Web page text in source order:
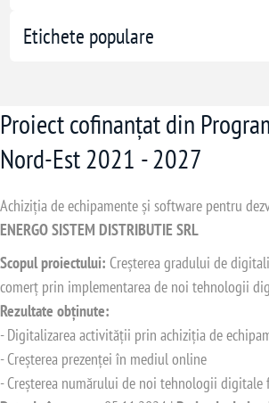
Etichete populare
Proiect cofinanțat din
Nord-Est 2021 - 2027
Achiziția de echipamente și software pentru
ENERGO SISTEM DISTRIBUTIE SRL
Scopul proiectului: Creșterea gradului de
comerț prin implementarea de noi tehnologii
Rezultate obținute:
- Digitalizarea activității prin achiziția de
- Creșterea prezenței în mediul online
- Creșterea numărului de noi tehnologii digitale